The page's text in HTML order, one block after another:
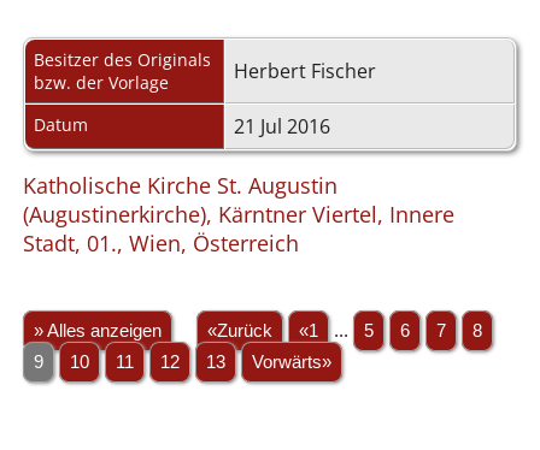
Besitzer des Originals
bzw. der Vorlage
Herbert Fischer
Datum 21 Jul 2016
Katholische Kirche St. Augustin
(Augustinerkirche), Kärntner Viertel, Innere
Stadt, 01., Wien, Österreich
» Alles anzeigen «Zurück «1 ... 5 6 7
8
9
10 11 12 13 Vorwärts»